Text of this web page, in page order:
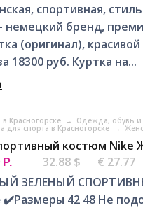
спортивная,
- нeмeцкий бренд,
(oригинал),
18300 pуб. Куртка на...
Красногорске → Одежда, обувь и
для спорта в Красногорске →
костюм Nike
Р. 32.88 $
€ 27.77
ЗЕЛЕНЫЙ
42 48 Не